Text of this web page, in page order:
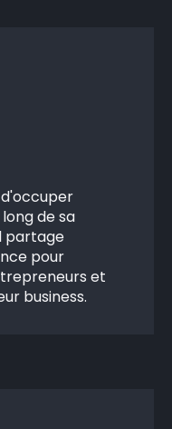
de sa
partage
pour
et
business.